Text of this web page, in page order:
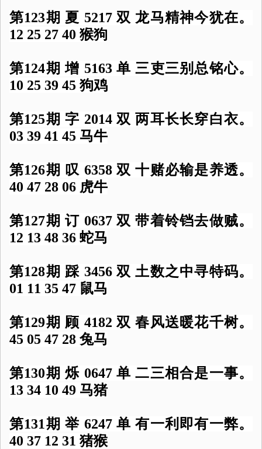
第123期 夏 5217 双 龙马精神今犹在。
12 25 27 40 猴狗
第124期 增 5163 单 三吏三别总铭心。
10 25 39 45 狗鸡
第125期 字 2014 双 两耳长长穿白衣。
03 39 41 45 马牛
第126期 叹 6358 双 十赌必输是养透。
40 47 28 06 虎牛
第127期 订 0637 双 带着铃铛去做贼。
12 13 48 36 蛇马
第128期 踩 3456 双 土数之中寻特码。
01 11 35 47 鼠马
第129期 顾 4182 双 春风送暖花千树。
45 05 47 28 兔马
第130期 烁 0647 单 二三相合是一事。
13 34 10 49 马猪
第131期 举 6247 单 有一利即有一弊。
40 37 12 31 猪猴